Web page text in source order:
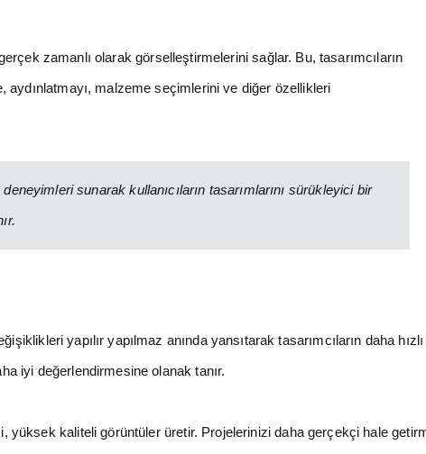
gerçek zamanlı olarak görselleştirmelerini sağlar. Bu, tasarımcıların
aydınlatmayı, malzeme seçimlerini ve diğer özellikleri
sunarak kullanıcıların tasarımlarını sürükleyici bir
yapılır yapılmaz anında yansıtarak tasarımcıların daha hızlı
iyi değerlendirmesine olanak tanır.
yüksek kaliteli görüntüler üretir. Projelerinizi daha gerçekçi hale